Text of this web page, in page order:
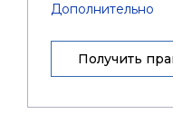
Дополнительно
Получить